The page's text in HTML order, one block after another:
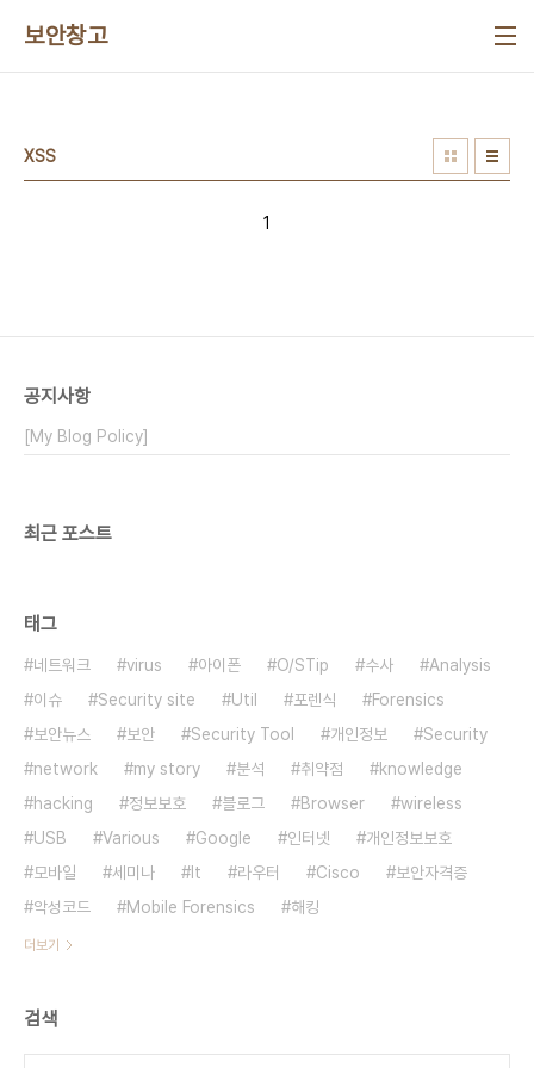
보안창고
XSS
1
공지사항
[My Blog Policy]
최근 포스트
태그
네트워크 virus 아이폰 O/STip 수사
Analysis
이슈
Security site Util 포렌식
Forensics
보안뉴스
보안 Security Tool 개인정보
Security
network
my story 분석 취약점
knowledge
hacking
정보보호 블로그 Browser
wireless
USB
Various Google 인터넷
개인정보보호
모바일
세미나 It 라우터 Cisco
보안자격증
악성코드
Mobile Forensics 해킹
더보기
검색